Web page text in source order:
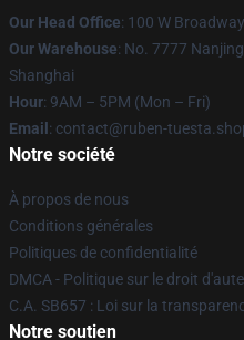
Our Head Office: 100 W
Our Warehouse: No. 7777
Shanghai
Hour: 9AM – 5PM (Mon – Fri)
Email : contact@ruben-
Notre société
À propos de nous
Conditions générales
Politiques de confidentialité
DMCA - Politique sur le droit
C.A. SB657 : Loi sur la
Notre soutien